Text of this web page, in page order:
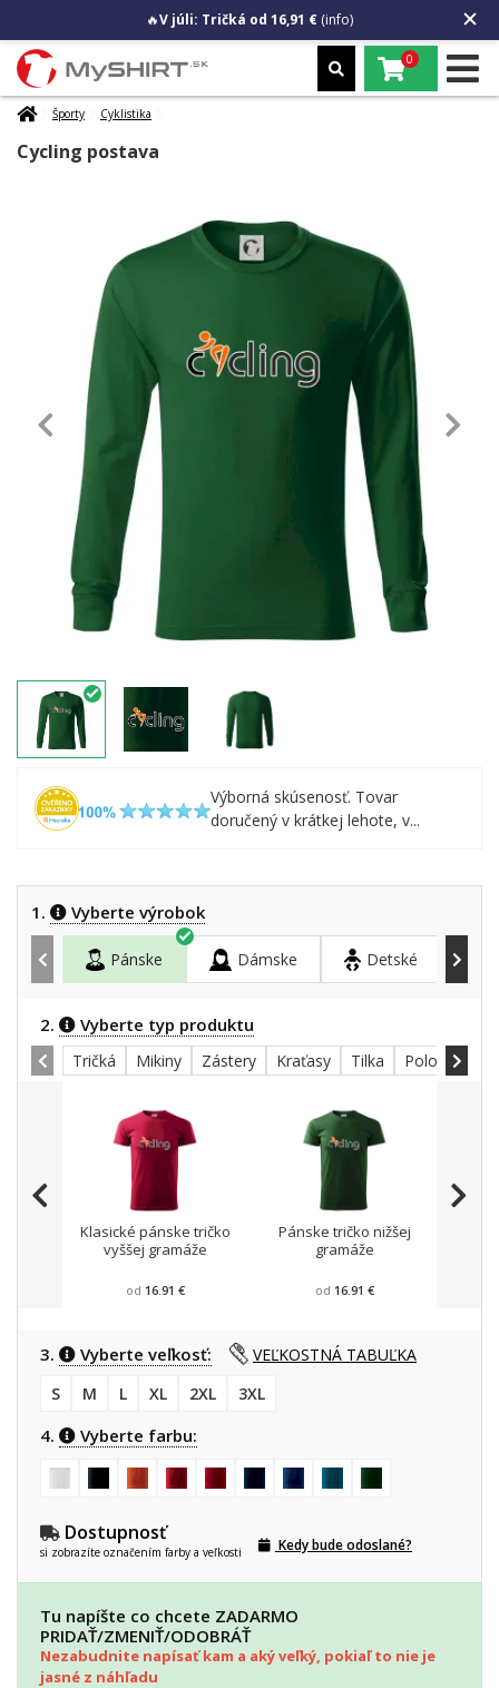
🔥V júli: Tričká od 16,91 € (info)
0
Športy Cyklistika
Cycling postava
Výborná skúsenosť. Tovar
doručený v krátkej lehote, v...
1. Vyberte výrobok
Pánske Dámske Detské
2. Vyberte typ produktu
Tričká Mikiny Zástery Kraťasy Tilka Polokošele
Klasické pánske tričko
vyššej gramáže
od 16.91 €
Pánske tričko nižšej
gramáže
od 16.91 €
3. Vyberte veľkosť:
VEĽKOSTNÁ TABUĽKA
S
M L XL 2XL 3XL
4. Vyberte farbu:
Dostupnosť
si zobrazíte označením farby a veľkosti Kedy bude odoslané?
Tu napíšte co chcete ZADARMO
PRIDAŤ/ZMENIŤ/ODOBRÁŤ
Nezabudnite napísať kam a aký veľký, pokiaľ to nie je
jasné z náhľadu